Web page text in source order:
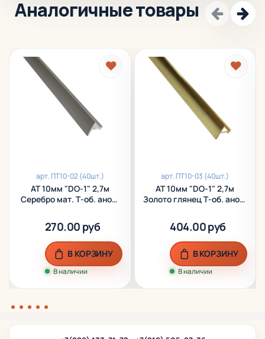
Аналогичные товары
арт.ПТ10-02 (40шт.)
АТ 10мм "DO-1" 2,7м
Серебро мат. Т-об. анод.
270.00 руб
В наличии
В КОРЗИНУ
арт.ПТ10-03 (40шт.)
АТ 10мм "DO-1" 2,7м
Золото глянец Т-об. анод.
404.00 руб
В наличии
В КОРЗИНУ